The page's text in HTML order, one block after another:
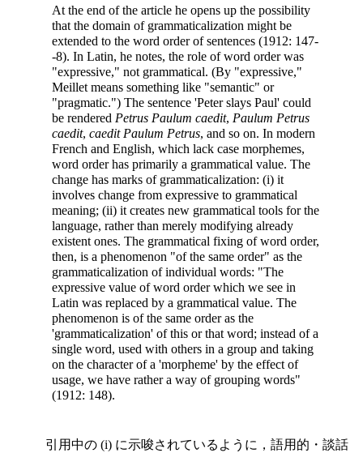
At the end of the article he opens up the possibility
that the domain of grammaticalization might be
extended to the word order of sentences (1912: 147-
-8). In Latin, he notes, the role of word order was
"expressive," not grammatical. (By "expressive,"
Meillet means something like "semantic" or
"pragmatic.") The sentence 'Peter slays Paul' could
be rendered Petrus Paulum caedit, Paulum Petrus
caedit, caedit Paulum Petrus, and so on. In modern
French and English, which lack case morphemes,
word order has primarily a grammatical value. The
change has marks of grammaticalization: (i) it
involves change from expressive to grammatical
meaning; (ii) it creates new grammatical tools for the
language, rather than merely modifying already
existent ones. The grammatical fixing of word order,
then, is a phenomenon "of the same order" as the
grammaticalization of individual words: "The
expressive value of word order which we see in
Latin was replaced by a grammatical value. The
phenomenon is of the same order as the
'grammaticalization' of this or that word; instead of a
single word, used with others in a group and taking
on the character of a 'morpheme' by the effect of
usage, we have rather a way of grouping words"
(1912: 148).
引用中の (i) に示唆されているように，語用的・談話